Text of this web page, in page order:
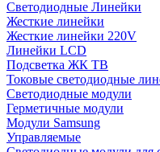
Светодиодные Линейки
Жесткие линейки
Жесткие линейки 220V
Линейки LCD
Подсветка ЖК ТВ
Токовые светодиодные
Светодиодные модули
Герметичные модули
Модули Samsung
Управляемые